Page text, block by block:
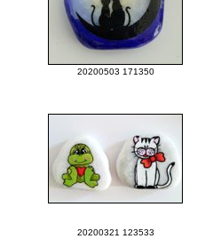
20200503 171350
20200321 123533